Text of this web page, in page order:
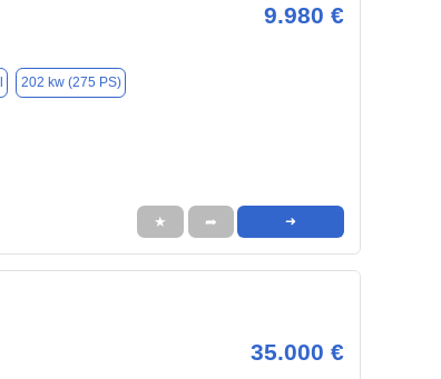
9.980 €
202 kw (275 PS)
★ ➦ ➜
35.000 €